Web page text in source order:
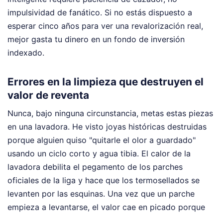
impulsividad de fanático. Si no estás dispuesto a
esperar cinco años para ver una revalorización real,
mejor gasta tu dinero en un fondo de inversión
indexado.
Errores en la limpieza que destruyen el
valor de reventa
Nunca, bajo ninguna circunstancia, metas estas piezas
en una lavadora. He visto joyas históricas destruidas
porque alguien quiso "quitarle el olor a guardado"
usando un ciclo corto y agua tibia. El calor de la
lavadora debilita el pegamento de los parches
oficiales de la liga y hace que los termosellados se
levanten por las esquinas. Una vez que un parche
empieza a levantarse, el valor cae en picado porque